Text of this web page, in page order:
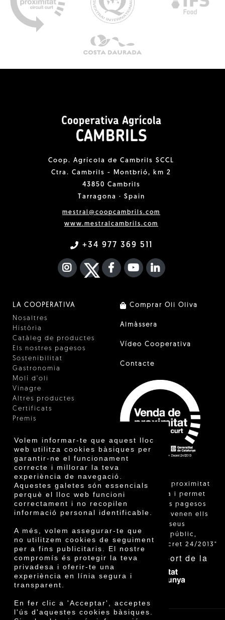
Volem informar-te que aquest lloc
web utilitza cookies bàsiques per
garantir-ne el funcionament
correcte i millorar la teva
experiència de navegació.
Aquestes galetes són essencials
perquè el lloc web funcioni
correctament i no recopilen
informació personal identificable.
A més, volem assegurar-te que
no utilitzem cookies de seguiment
per a fins publicitaris. El nostre
compromís és protegir la teva
privadesa i oferir-te una
experiència en línia segura i
transparent.
En fer clic a 'Acceptar', acceptes
l'ús d'aquestes cookies bàsiques.
Coop. Agrícola de Cambrils SCCL
Ctra. Cambrils - Montbrió, km 2
43850 Cambrils
Tarragona · Spain
mestral@coopcambrils.com
www.mestralcambrils.com
+34 977 369 511
INSTAGRAM
TWITTER
FACEBOOK F
YOUTUBEFA LINKEDIN
LA COOPERATIVA
Nosaltres
Història
Catàleg de productes
Els nostres pagesos
Sostenibilitat
Gastronomia
Molí d'oli
Vinagre
Altres productes
Certificats
Premis
Comprar Oli Oliva
Almàssera
Vídeo Cooperativa
Contacte
"La venda de proximitat
està regulada i permet
identificar els pagesos
catalans que venen ells
mateixos els seus
productes al públic,
segons el Decret 24/2013"
Amb el suport de la